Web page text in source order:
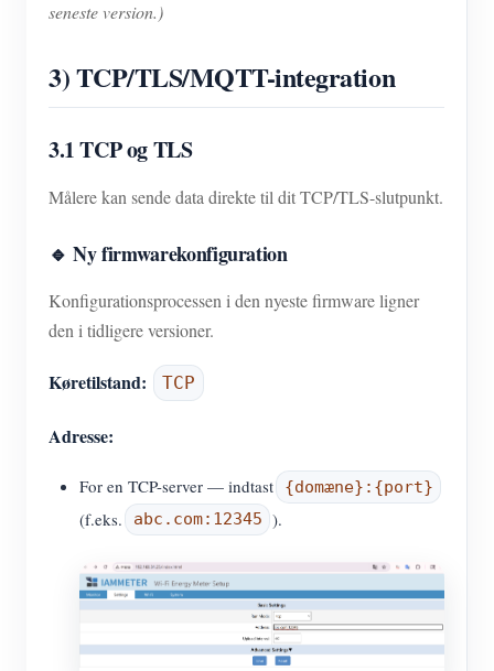
seneste version.)
3) TCP/TLS/MQTT-integration
3.1 TCP og TLS
Målere kan sende data direkte til dit TCP/TLS-slutpunkt.
🔹 Ny firmwarekonfiguration
Konfigurationsprocessen i den nyeste firmware ligner
den i tidligere versioner.
Køretilstand: TCP
Adresse:
For en TCP-server — indtast {domæne}:{port}
(f.eks. abc.com:12345 ).